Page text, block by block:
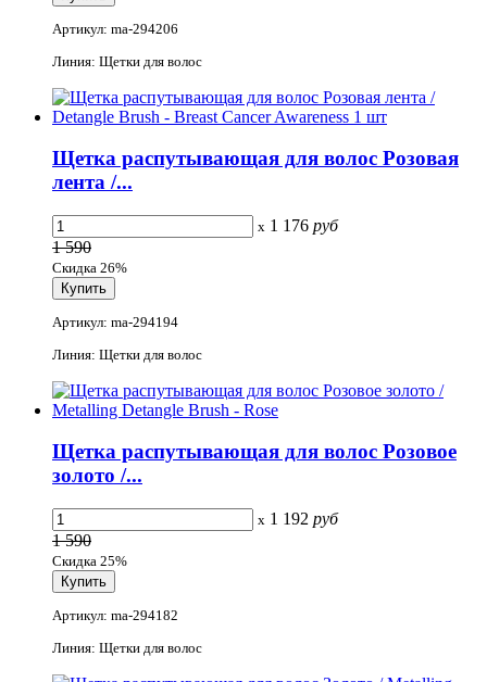
Артикул: ma-294206
Линия: Щетки для волос
Щетка распутывающая для волос Розовая
лента /...
x 1 176 руб
1 590
Скидка 26%
Артикул: ma-294194
Линия: Щетки для волос
Щетка распутывающая для волос Розовое
золото /...
x 1 192 руб
1 590
Скидка 25%
Артикул: ma-294182
Линия: Щетки для волос